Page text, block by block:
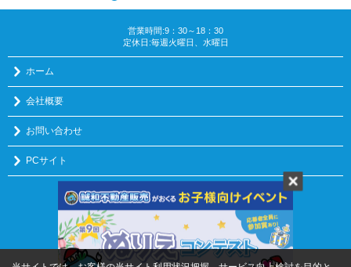
営業時間:9：30～18：30
定休日:毎週火曜日、水曜日
ホーム
会社概要
お問い合わせ
PCサイト
プライバシーポリシー 利用規約 ｜アクセスマップ
Copyright(c) 誠和不動産販売株式会社 All rights reserved.